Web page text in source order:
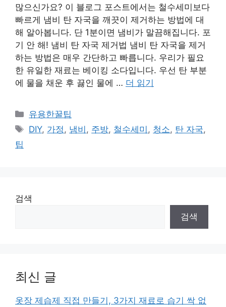
많으신가요? 이 블로그 포스트에서는 철수세미보다
빠르게 냄비 탄 자국을 깨끗이 제거하는 방법에 대
해 알아봅니다. 단 1분이면 냄비가 말끔해집니다. 포
기 안 해! 냄비 탄 자국 제거법 냄비 탄 자국을 제거
하는 방법은 매우 간단하고 빠릅니다. 우리가 필요
한 유일한 재료는 베이킹 소다입니다. 우선 탄 부분
에 물을 채운 후 끓인 물에 … 더 읽기
카
테
유용한꿀팁
태
DIY, 가정 , 냄비 , 주방, 철수세미 , 청소, 탄 자국,
팁
검색
검색
최신 글
옷장 제습제 직접 만들기, 3가지 재료로 습기 싹 없